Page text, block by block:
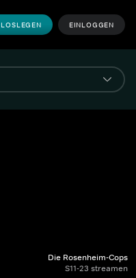
LOSLEGEN EINLOGGEN
Die Rosenheim-Cops
S11-23 streamen